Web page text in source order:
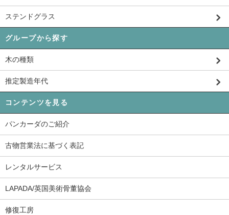
ステンドグラス
グループから探す
木の種類
推定製造年代
コンテンツを見る
パンカーダのご紹介
古物営業法に基づく表記
レンタルサービス
LAPADA/英国美術骨董協会
修復工房